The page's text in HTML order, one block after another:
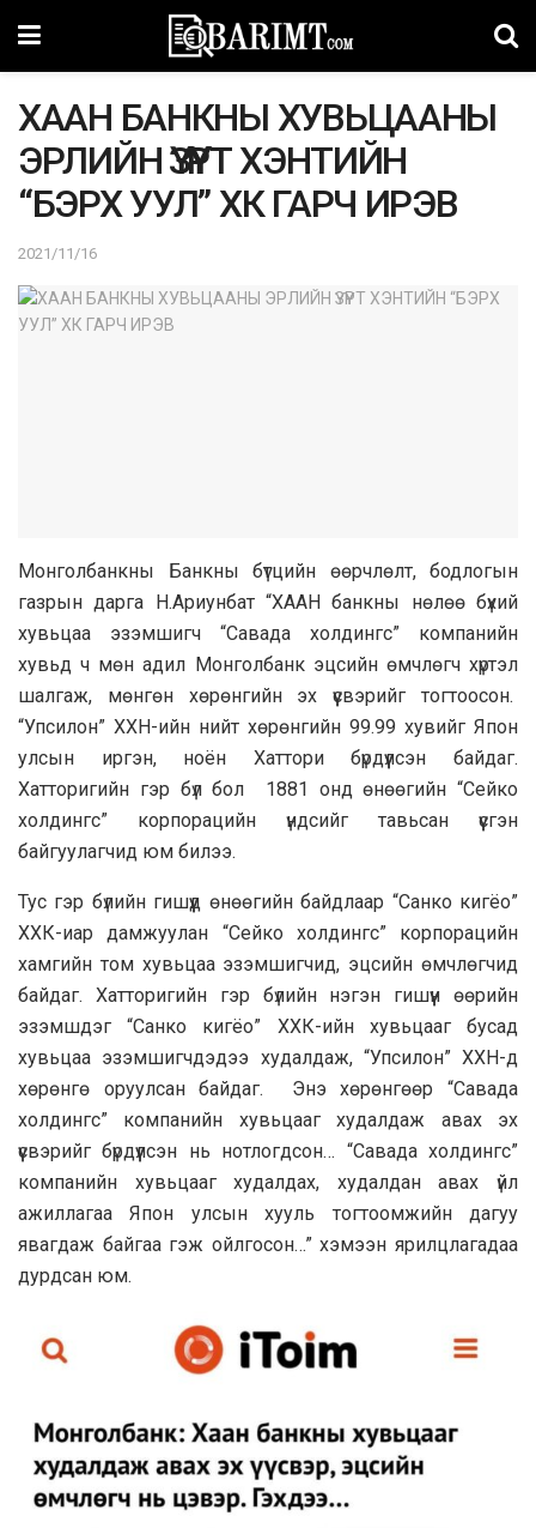
ХААН БАНКНЫ ХУВЬЦААНЫ
ЭРЛИЙН ҮЗҮҮРТ ХЭНТИЙН
“БЭРХ УУЛ” ХК ГАРЧ ИРЭВ
2021/11/16
Монголбанкны Банкны бүтцийн өөрчлөлт, бодлогын
газрын дарга Н.Ариунбат “ХААН банкны нөлөө бүхий
хувьцаа эзэмшигч “Савада холдингс” компанийн
хувьд ч мөн адил Монголбанк эцсийн өмчлөгч хүртэл
шалгаж, мөнгөн хөрөнгийн эх үүсвэрийг тогтоосон.
“Упсилон” ХХН-ийн нийт хөрөнгийн 99.99 хувийг Япон
улсын иргэн, ноён Хаттори бүрдүүлсэн байдаг.
Хатторигийн гэр бүл бол 1881 онд өнөөгийн “Сейко
холдингс” корпорацийн үндсийг тавьсан үүсгэн
байгуулагчид юм билээ.
Тус гэр бүлийн гишүүд өнөөгийн байдлаар “Санко кигёо”
ХХК-иар дамжуулан “Сейко холдингс” корпорацийн
хамгийн том хувьцаа эзэмшигчид, эцсийн өмчлөгчид
байдаг. Хатторигийн гэр бүлийн нэгэн гишүүн өөрийн
эзэмшдэг “Санко кигёо” ХХК-ийн хувьцааг бусад
хувьцаа эзэмшигчдэдээ худалдаж, “Упсилон” ХХН-д
хөрөнгө оруулсан байдаг. Энэ хөрөнгөөр “Савада
холдингс” компанийн хувьцааг худалдаж авах эх
үүсвэрийг бүрдүүлсэн нь нотлогдсон… “Савада холдингс”
компанийн хувьцааг худалдах, худалдан авах үйл
ажиллагаа Япон улсын хууль тогтоомжийн дагуу
явагдаж байгаа гэж ойлгосон…” хэмээн ярилцлагадаа
дурдсан юм.